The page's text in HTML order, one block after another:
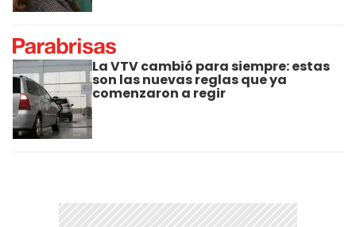
La VTV cambió para siempre: estas
son las nuevas reglas que ya
comenzaron a regir